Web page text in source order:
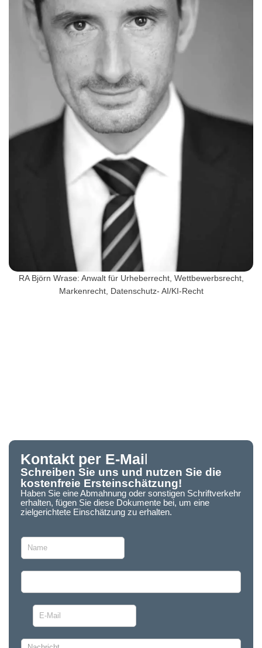
RA Björn Wrase: Anwalt für Urheberrecht, Wettbewerbsrecht,
Markenrecht, Datenschutz- AI/KI-Recht
Kontakt per E-Mail
Schreiben Sie uns und nutzen Sie die
kostenfreie Ersteinschätzung!
Haben Sie eine Abmahnung oder sonstigen Schriftverkehr
erhalten, fügen Sie diese Dokumente bei, um eine
zielgerichtete Einschätzung zu erhalten.